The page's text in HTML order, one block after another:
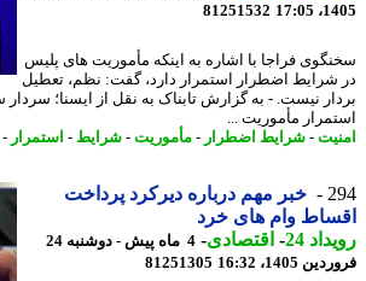
81251532
فراجا با اشاره به اینکه مأموریت های پلیس
اضطرار استمرار دارد، گفت: نظم، تعطیل
نیست. - به گزارش تابناک به نقل از ایسنا؛ سردار
مأموریت ...
-شرایط اضطرار- مأموریت-شرایط -استمرار-
خبر مهم درباره دیرکرد پرداخت
وام های خرد
24
-اقتصادی-
4 ماه پیش - دوشنبه 24
1405، 16:32
81251305